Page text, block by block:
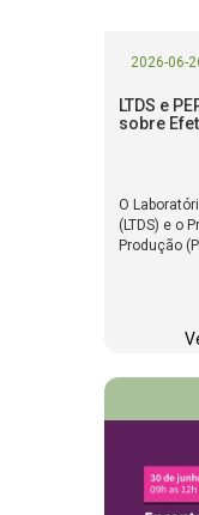
2026-06-
LTDS e
sobre
O
(LTDS) e o
Produção